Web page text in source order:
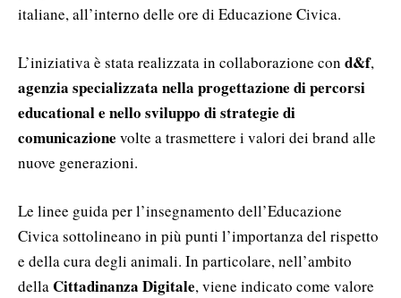
italiane, all’interno delle ore di Educazione Civica.
L’iniziativa è stata realizzata in collaborazione con d&f,
agenzia specializzata nella progettazione di percorsi
educational e nello sviluppo di strategie di
comunicazione volte a trasmettere i valori dei brand alle
nuove generazioni.
Le linee guida per l’insegnamento dell’Educazione
Civica sottolineano in più punti l’importanza del rispetto
e della cura degli animali. In particolare, nell’ambito
dellaCittadinanza Digitale, viene indicato come valore